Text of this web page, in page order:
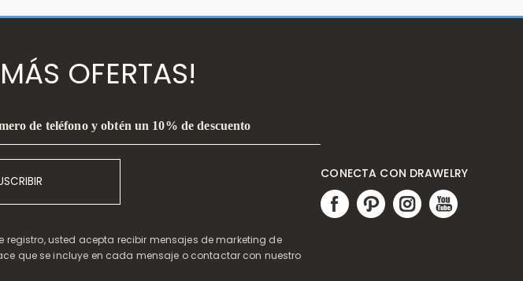
OFERTAS!
de teléfono y obtén un 10% de descuento
usted acepta recibir mensajes de marketing de
que se incluye en cada mensaje o contactar con nuestro
CONECTA CON DRAWELRY